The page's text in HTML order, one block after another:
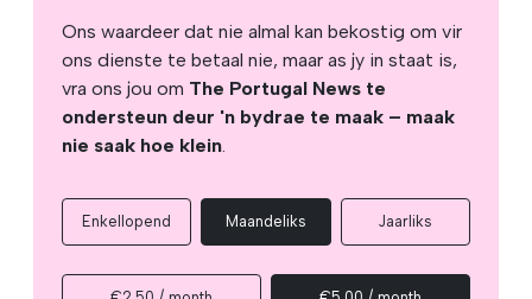
Ons waardeer dat nie almal kan bekostig om vir
ons dienste te betaal nie, maar as jy in staat is,
vra ons jou om The Portugal News te
ondersteun deur 'n bydrae te maak – maak
nie saak hoe klein.
Enkellopend Maandeliks Jaarliks